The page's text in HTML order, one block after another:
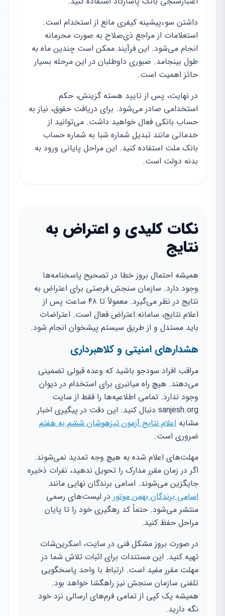
داشتن سوءپیشینه کیفری مانع از استخدام است.
استعلامات از مراجع ذی‌صلاح به صورت محرمانه
انجام می‌شود. این فرآیند ممکن است چندین ماه به
طول بینجامد. صبوری داوطلبان در این مرحله بسیار
حائز اهمیت است.
در نهایت، پس از تایید هسته گزینش، حکم
استخدامی صادر می‌شود. برای دریافت حقوق، نیاز به
حساب بانکی فعال خواهید داشت. می‌توانید از
خدماتی مانند تبدیل شماره شبا به شماره حساب
بانک ملت استفاده کنید. این مراحل پایانی ورود به
بدنه دولت است.
نکات کلیدی و اعتراض به
نتایج
همیشه احتمال بروز خطا در تصحیح پاسخنامه‌ها
وجود دارد. سازمان سنجش فرصتی برای اعتراض به
نتایج در نظر می‌گیرد. معمولاً تا ۴۸ ساعت پس از
اعلام نتایج، سامانه اعتراض فعال است. اعتراضات
باید مستدل و از طریق سیستم پیشخوان انجام شود.
هشدارهای امنیتی و کلاهبرداری
مراقب افراد سودجو باشید که وعده قبولی تضمینی
می‌دهند. هیچ راه میانبری برای استخدام در دیوان
وجود ندارد. تمامی اطلاعیه‌ها را فقط از سایت
sanjesh.org دنبال کنید. این دقت در پیگیری اخبار
مشابه اعلام نتایج آزمون تیزهوشان ششم به هفتم
ضروری است.
مهلت‌های اعلام شده به هیچ وجه تمدید نمی‌شوند.
اگر در زمان مقرر مدارک را تحویل ندهید، نفرات ذخیره
جایگزین می‌شوند. اسامی برندگان نهایی مانند
اسامی برندگان بهمن موتور در لیست‌های رسمی
منتشر می‌شود. حتماً کد رهگیری خود را تا پایان
مراحل حفظ کنید.
در صورت بروز مشکل فنی در سایت، اسکرین‌شات
تهیه کنید. این مستندات برای اثبات تلاش شما در
مهلت مقرر مفید است. ارتباط با واحد پاسخگویی
تلفنی سازمان سنجش نیز راهگشا خواهد بود.
همیشه یک کپی از تمامی فرم‌های ارسالی نزد خود
نگه دارید.